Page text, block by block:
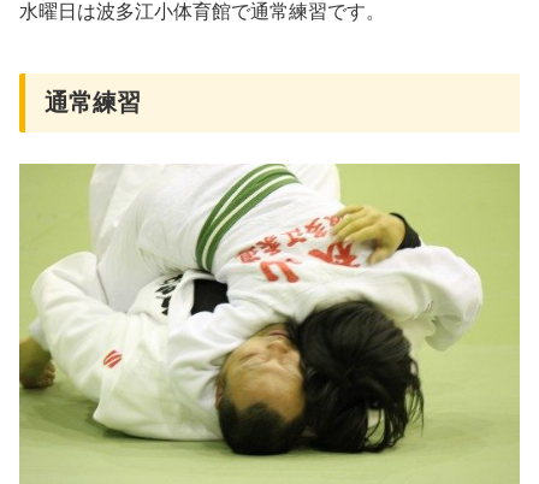
水曜日は波多江小体育館で通常練習です。
通常練習